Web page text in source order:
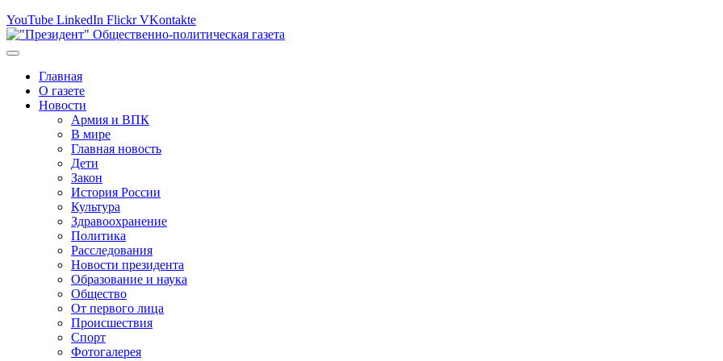
YouTube LinkedIn Flickr VKontakte
Главная
О газете
Новости
Армия и ВПК
В мире
Главная новость
Дети
Закон
История России
Культура
Здравоохранение
Политика
Расследования
Новости президента
Образование и наука
Общество
От первого лица
Происшествия
Спорт
Фотогалерея